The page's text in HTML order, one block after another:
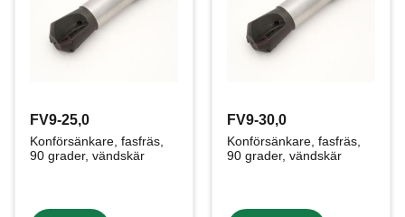
FV9-25,0
Konförsänkare, fasfräs,
90 grader, vändskär
FV9-30,0
Konförsänkare, fasfräs,
90 grader, vändskär